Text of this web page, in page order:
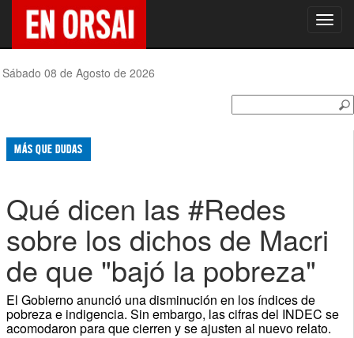
Sábado 08 de Agosto de 2026
MÁS QUE DUDAS
Qué dicen las #Redes
sobre los dichos de Macri
de que "bajó la pobreza"
El Gobierno anunció una disminución en los índices de
pobreza e indigencia. Sin embargo, las cifras del INDEC se
acomodaron para que cierren y se ajusten al nuevo relato.